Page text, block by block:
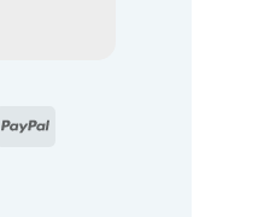
PayPal